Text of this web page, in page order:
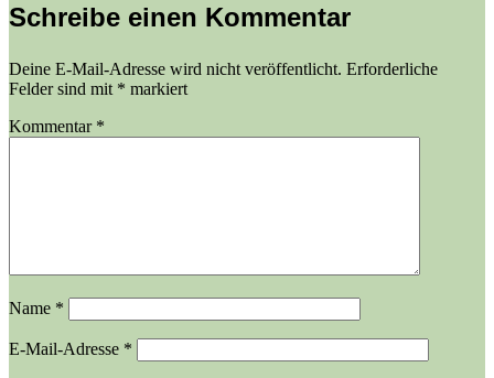
Schreibe einen Kommentar
Deine E-Mail-Adresse wird nicht veröffentlicht. Erforderliche
Felder sind mit * markiert
Kommentar *
Name *
E-Mail-Adresse *